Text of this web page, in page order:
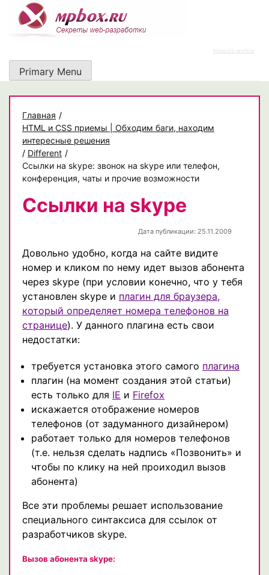
content
https://rz-work.ru
Primary Menu
Главная /
HTML и CSS приемы | Обходим баги, находим
интересные решения
/ Different /
Ссылки на skype: звонок на skype или телефон,
конференция, чаты и прочие возможности
Ссылки на skype
Дата публикации: 25.11.2009
Довольно удобно, когда на сайте видите
номер и кликом по нему идет вызов абонента
через skype (при условии конечно, что у тебя
установлен skype и плагин для браузера,
который определяет номера телефонов на
странице). У данного плагина есть свои
недостатки:
требуется установка этого самого плагина
плагин (на момент создания этой статьи)
есть только для IE и Firefox
искажается отображение номеров
телефонов (от задуманного дизайнером)
работает только для номеров телефонов
(т.е. нельзя сделать надпись «Позвонить» и
чтобы по клику на ней проиходил вызов
абонента)
Все эти проблемы решает использование
специального синтаксиса для ссылок от
разработчиков skype.
Вызов абонента skype: